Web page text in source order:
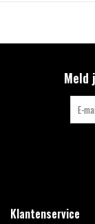
Meld
Klantenservice